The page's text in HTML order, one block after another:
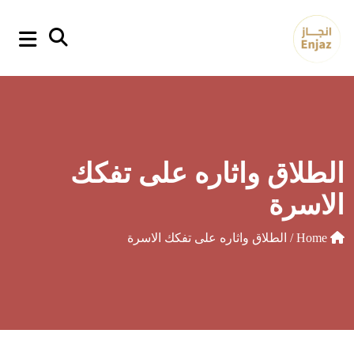
الطلاق واثاره على تفكك
الاسرة
/ الطلاق واثاره على تفكك الاسرة